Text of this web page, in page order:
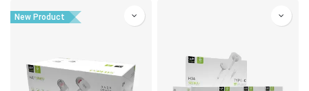
New Product